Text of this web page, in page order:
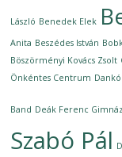
László Benedek Elek
Anita Beszédes István
Böszörményi Kovács Zsolt
Önkéntes Centrum Dankó
Band Deák Ferenc
Szabó Pál